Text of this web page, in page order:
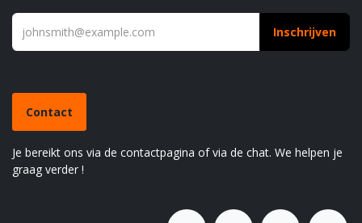
Inschrijven
Contact
Je bereikt ons via de contactpagina of via de chat. We helpen je
graag verder !